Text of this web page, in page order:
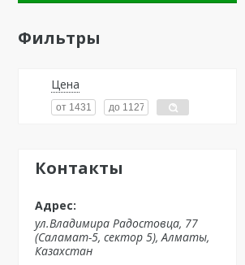
Фильтры
Цена
Контакты
ул.Владимира Радостовца, 77
(Саламат-5, сектор 5), Алматы,
Казахстан